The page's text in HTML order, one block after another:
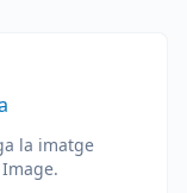
la imatge